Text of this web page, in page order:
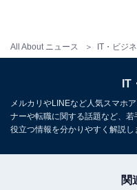
All About ニュース IT・ビジ
IT
メルカリやLINEなど人気スマホ
ナーや転職に関する話題など、
役立つ情報を分かりやすく解説し
関